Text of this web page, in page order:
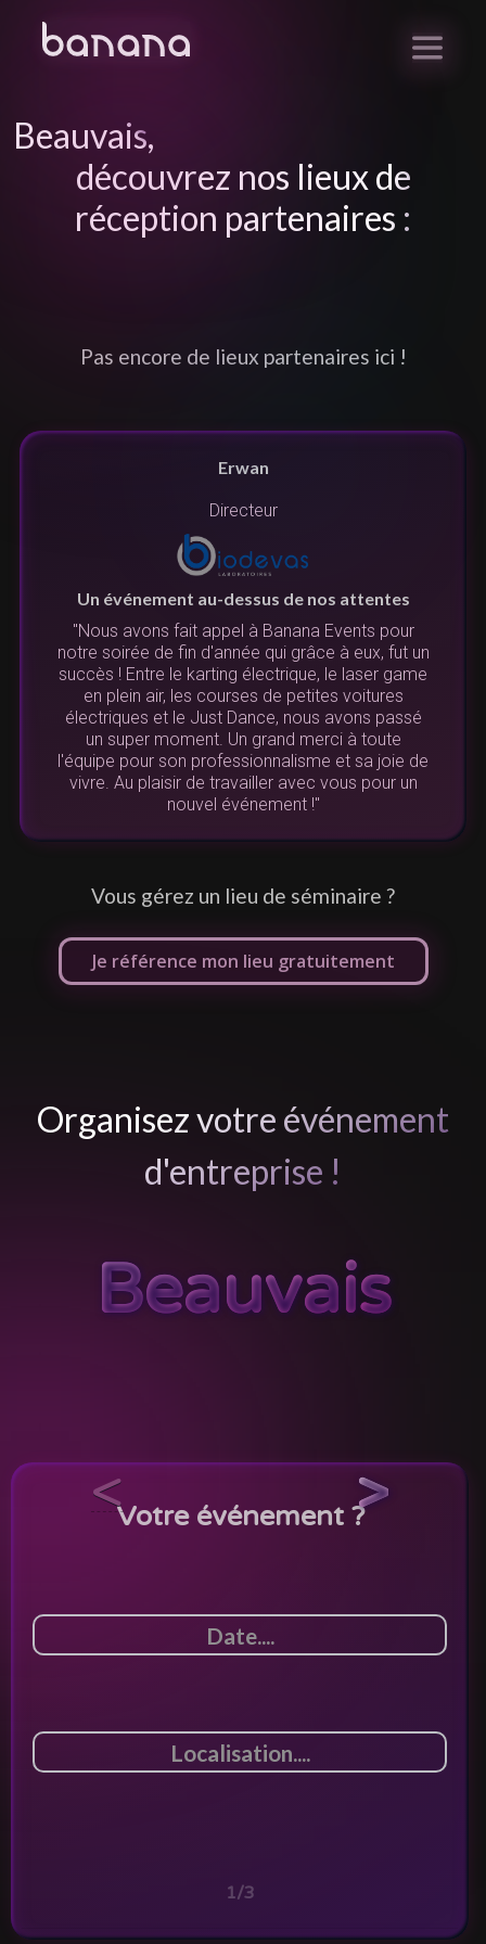
Beauvais,
découvrez nos lieux de
réception partenaires :
Pas encore de lieux partenaires ici !
Erwan
Directeur
Un événement au-dessus de nos attentes
"Nous avons fait appel à Banana Events pour
notre soirée de fin d'année qui grâce à eux, fut un
succès ! Entre le karting électrique, le laser game
en plein air, les courses de petites voitures
électriques et le Just Dance, nous avons passé
un super moment. Un grand merci à toute
l'équipe pour son professionnalisme et sa joie de
vivre. Au plaisir de travailler avec vous pour un
nouvel événement !"
Vous gérez un lieu de séminaire ?
Je référence mon lieu gratuitement
Organisez votre événement
d'entreprise !
Beauvais
Votre événement ?
1/3
< >